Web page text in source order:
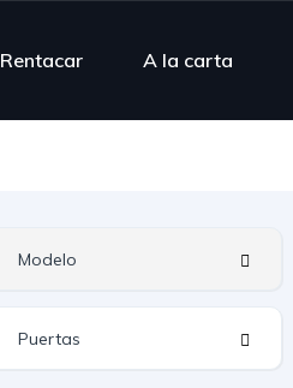
Rentacar A la carta